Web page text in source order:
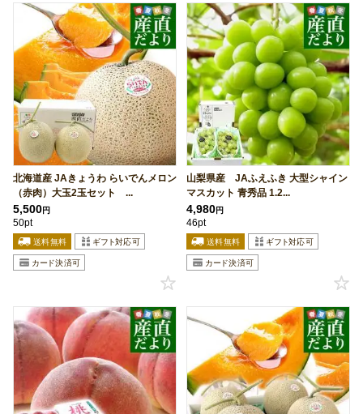
北海道産 JAきょうわ らいでんメロン
（赤肉）大玉2玉セット ...
5,500円
50pt
山梨県産 JAふえふき 大型シャイン
マスカット 青秀品 1.2...
4,980円
46pt